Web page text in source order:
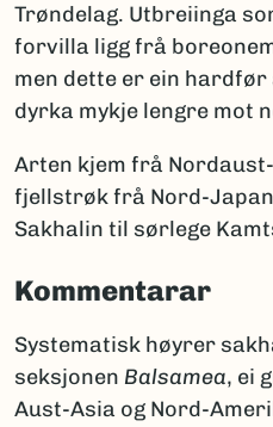
Trøndelag. Utbreiinga
forvilla ligg frå
men dette er ein
dyrka mykje lengre mot
Arten kjem frå
fjellstrøk frå Nord-
Sakhalin til sørlege
Kommentarar
Systematisk høyrer
seksjonen Balsamea, ei
Aust-Asia og Nord-